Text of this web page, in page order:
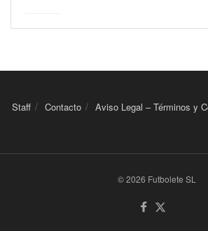
Staff Contacto Aviso Legal – Términos y
© 2026 Futbolete SL